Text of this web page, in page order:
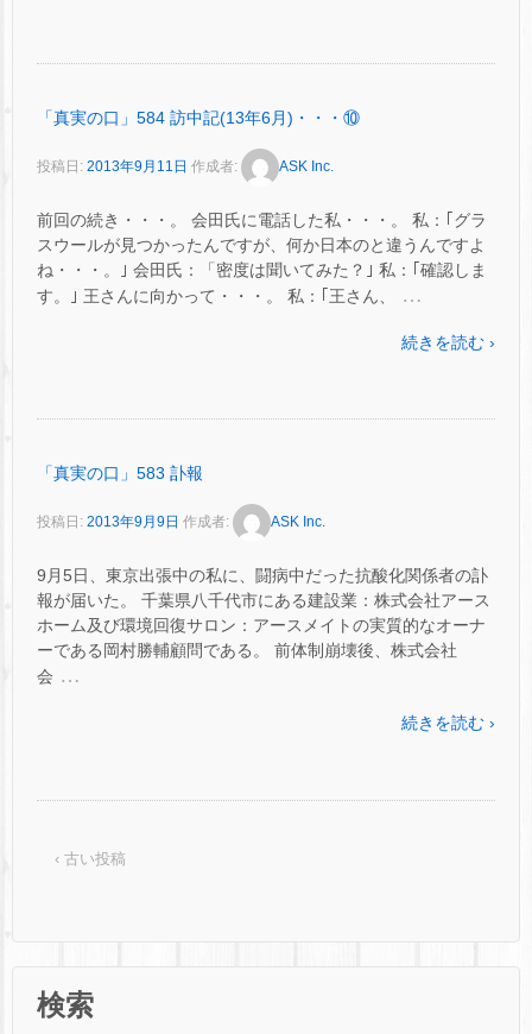
「真実の口」584 訪中記(13年6月)・・・⑩
投稿日: 2013年9月11日 作成者: ASK Inc.
前回の続き・・・。 会田氏に電話した私・・・。 私：｢グラ
スウールが見つかったんですが、何か日本のと違うんですよ
ね・・・。｣ 会田氏：「密度は聞いてみた？｣ 私：｢確認しま
す。｣ 王さんに向かって・・・。 私：｢王さん、
…
続きを読む ›
「真実の口」583 訃報
投稿日: 2013年9月9日 作成者: ASK Inc.
9月5日、東京出張中の私に、闘病中だった抗酸化関係者の訃
報が届いた。 千葉県八千代市にある建設業：株式会社アース
ホーム及び環境回復サロン：アースメイトの実質的なオーナ
ーである岡村勝輔顧問である。 前体制崩壊後、株式会社
会 …
続きを読む ›
‹ 古い投稿
検索